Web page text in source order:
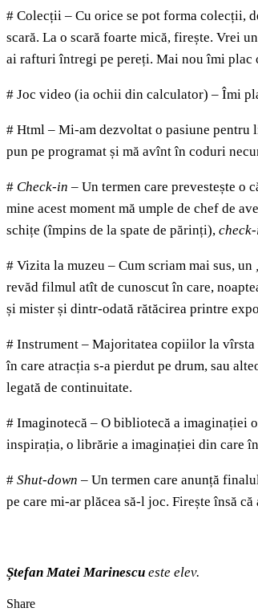
# Colecții – Cu orice se pot forma colecții,
scară. La o scară foarte mică, firește. Vrei
ai rafturi întregi pe pereți. Mai nou îmi plac
# Joc video (ia ochii din calculator) – Îmi
# Html – Mi-am dezvoltat o pasiune pentru
pun pe programat și mă avînt în coduri
# Check-in – Un termen care prevestește o
mine acest moment mă umple de chef de
schițe (împins de la spate de părinți),
# Vizita la muzeu – Cum scriam mai sus, un
revăd filmul atît de cunoscut în care,
și mister și dintr-odată rătăcirea printre
# Instrument – Majoritatea copiilor la
în care atracția s-a pierdut pe drum, sau
legată de continuitate.
# Imaginotecă – O bibliotecă a imaginației
inspirația, o librărie a imaginației din care
# Shut-down – Un termen care anunță
pe care mi-ar plăcea să-l joc. Firește însă
Ștefan Matei Marinescu este elev.
Share